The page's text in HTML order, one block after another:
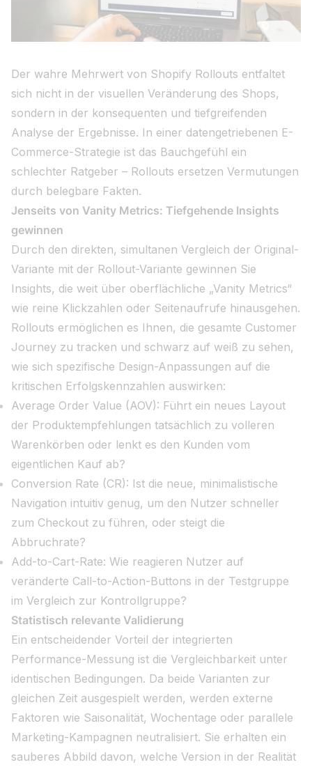
Der wahre Mehrwert von Shopify Rollouts entfaltet
sich nicht in der visuellen Veränderung des Shops,
sondern in der konsequenten und tiefgreifenden
Analyse der Ergebnisse. In einer datengetriebenen E-
Commerce-Strategie ist das Bauchgefühl ein
schlechter Ratgeber – Rollouts ersetzen Vermutungen
durch belegbare Fakten.
Jenseits von Vanity Metrics: Tiefgehende Insights
gewinnen
Durch den direkten, simultanen Vergleich der Original-
Variante mit der Rollout-Variante gewinnen Sie
Insights, die weit über oberflächliche „Vanity Metrics“
wie reine Klickzahlen oder Seitenaufrufe hinausgehen.
Rollouts ermöglichen es Ihnen, die gesamte Customer
Journey zu tracken und schwarz auf weiß zu sehen,
wie sich spezifische Design-Anpassungen auf die
kritischen Erfolgskennzahlen auswirken:
Average Order Value (AOV): Führt ein neues Layout
der Produktempfehlungen tatsächlich zu volleren
Warenkörben oder lenkt es den Kunden vom
eigentlichen Kauf ab?
Conversion Rate (CR): Ist die neue, minimalistische
Navigation intuitiv genug, um den Nutzer schneller
zum Checkout zu führen, oder steigt die
Abbruchrate?
Add-to-Cart-Rate: Wie reagieren Nutzer auf
veränderte Call-to-Action-Buttons in der Testgruppe
im Vergleich zur Kontrollgruppe?
Statistisch relevante Validierung
Ein entscheidender Vorteil der integrierten
Performance-Messung ist die Vergleichbarkeit unter
identischen Bedingungen. Da beide Varianten zur
gleichen Zeit ausgespielt werden, werden externe
Faktoren wie Saisonalität, Wochentage oder parallele
Marketing-Kampagnen neutralisiert. Sie erhalten ein
sauberes Abbild davon, welche Version in der Realität